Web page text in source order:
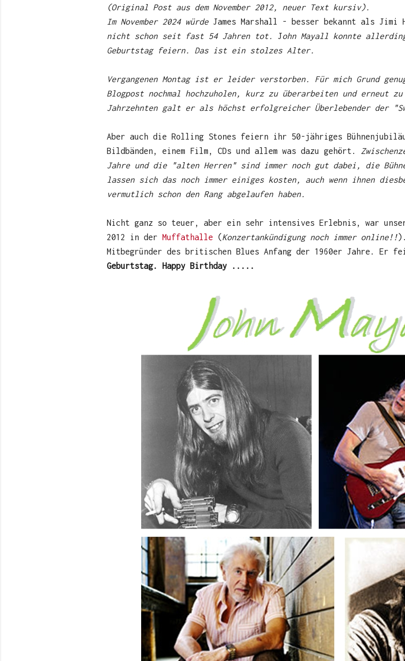
(Original Post aus dem November 2012, neuer Text kursiv).
Im November 2024 würdeJames Marshall - besser bekannt als Jimi
nicht schon seit fast 54 Jahren tot.
John Mayall konnte
Geburtstag feiern. Das ist ein stolzes Alter.
Vergangenen Montag ist er leider verstorben. Für mich Grund
Blogpost nochmal hochzuholen, kurz zu überarbeiten und erneut
Jahrzehnten galt er als höchst erfolgreicher Überlebender der
Aber auch die Rolling Stones feiern ihr 50-jähriges
Bildbänden, einem Film, CDs und allem was dazu gehört.
Jahre und die "alten Herren" sind immer noch gut dabei, die
lassen sich das noch immer einiges kosten, auch wenn ihnen
vermutlich schon den Rang abgelaufen haben.
Nicht ganz so teuer, aber ein sehr intensives Erlebnis, war
2012 in der Muffathalle (Konzertankündigung noch immer online!!
Mitbegründer des britischen Blues Anfang der 1960er Jahre. Er
Geburtstag. Happy Birthday .....